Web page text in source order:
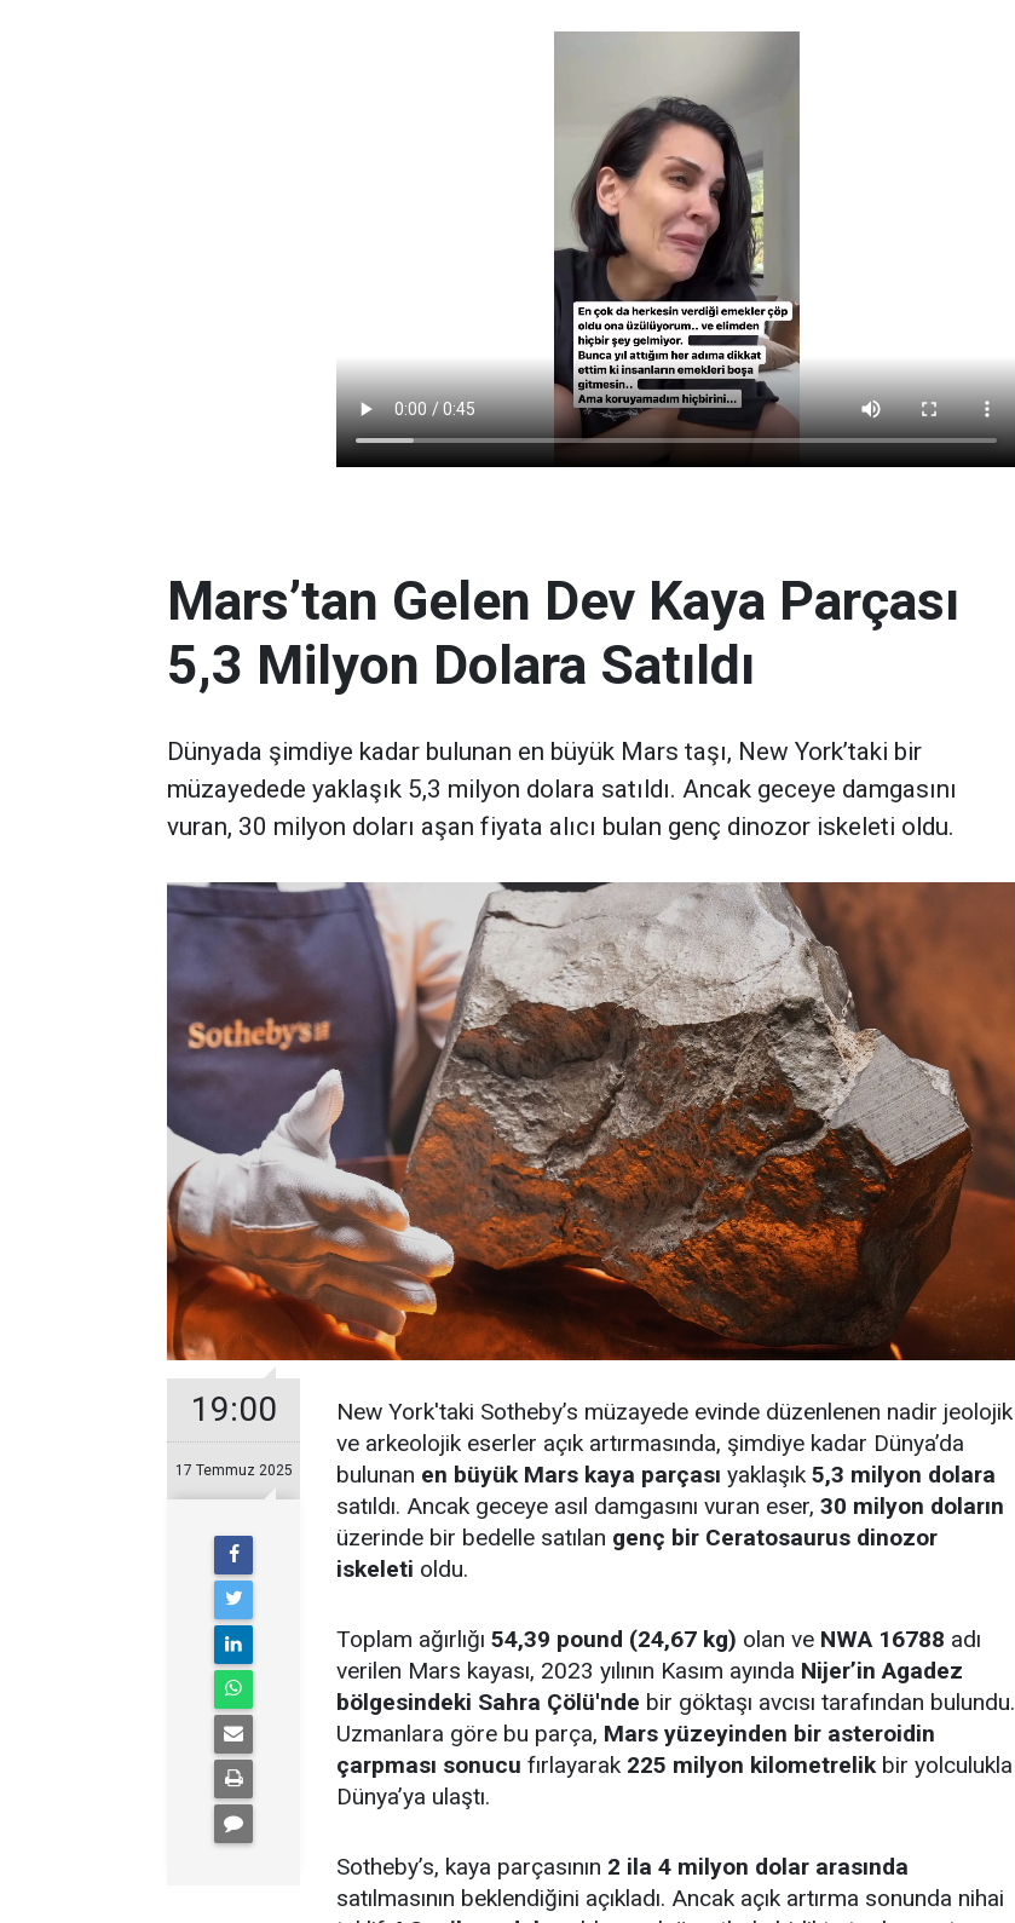
Mars’tan Gelen Dev Kaya Parçası
5,3 Milyon Dolara Satıldı
Dünyada şimdiye kadar bulunan en büyük Mars taşı, New York’taki bir
müzayedede yaklaşık 5,3 milyon dolara satıldı. Ancak geceye damgasını
vuran, 30 milyon doları aşan fiyata alıcı bulan genç dinozor iskeleti oldu.
19:00
17 Temmuz 2025
New York'taki Sotheby’s müzayede evinde düzenlenen nadir jeolojik
ve arkeolojik eserler açık artırmasında, şimdiye kadar Dünya’da
bulunan en büyük Mars kaya parçası yaklaşık 5,3 milyon dolara
satıldı. Ancak geceye asıl damgasını vuran eser, 30 milyon doların
üzerinde bir bedelle satılan genç bir Ceratosaurus dinozor
iskeleti oldu.
Toplam ağırlığı 54,39 pound (24,67 kg) olan ve NWA 16788 adı
verilen Mars kayası, 2023 yılının Kasım ayında Nijer’in Agadez
bölgesindeki Sahra Çölü'nde bir göktaşı avcısı tarafından bulundu.
Uzmanlara göre bu parça, Mars yüzeyinden bir asteroidin
çarpması sonucu fırlayarak 225 milyon kilometrelikbir yolculukla
Dünya’ya ulaştı.
Sotheby’s, kaya parçasının 2 ila 4 milyon dolar arasında
satılmasının beklendiğini açıkladı. Ancak açık artırma sonunda nihai